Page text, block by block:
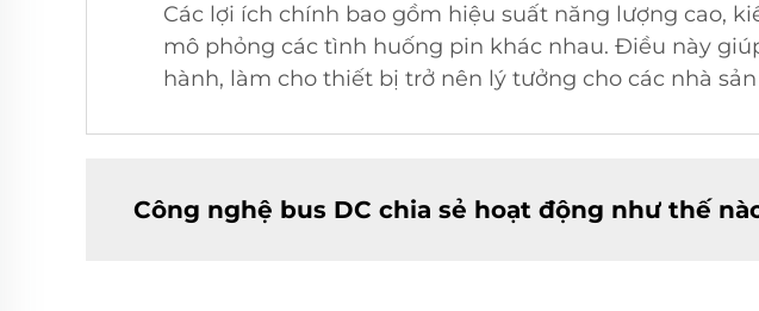
Các lợi ích chính bao gồm hiệu suất năng lượng cao,
mô phỏng các tình huống pin khác nhau. Điều này
hành, làm cho thiết bị trở nên lý tưởng cho các nhà
Công nghệ bus DC chia sẻ hoạt động như thế